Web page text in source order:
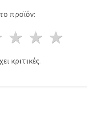
προϊόν:
4
3 Αστέρια
2 Αστέρια
κριτικές.